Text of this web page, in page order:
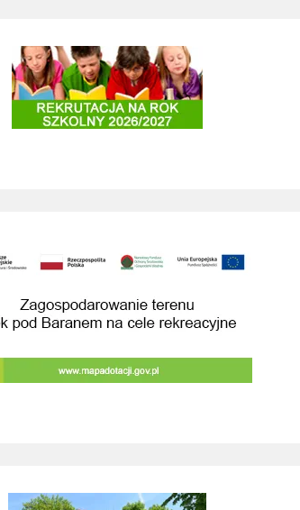
Projekty edukacyjne
Budowa przebudowa drog prowadzacych do